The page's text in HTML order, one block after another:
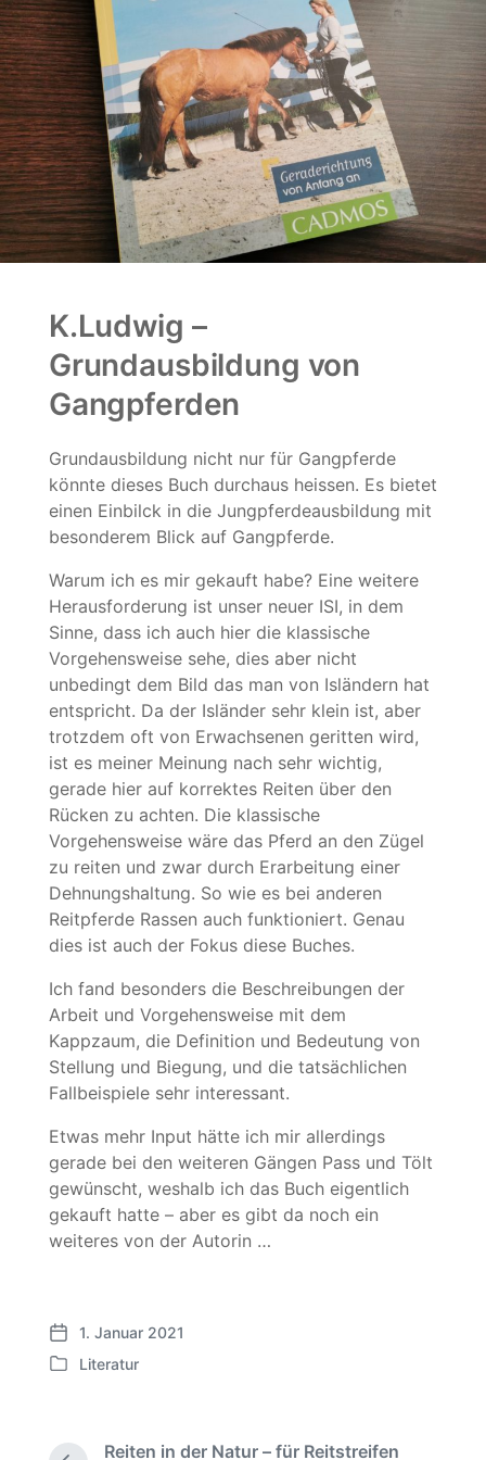
K.Ludwig –
Grundausbildung von
Gangpferden
Grundausbildung nicht nur für Gangpferde
könnte dieses Buch durchaus heissen. Es bietet
einen Einbilck in die Jungpferdeausbildung mit
besonderem Blick auf Gangpferde.
Warum ich es mir gekauft habe? Eine weitere
Herausforderung ist unser neuer ISI, in dem
Sinne, dass ich auch hier die klassische
Vorgehensweise sehe, dies aber nicht
unbedingt dem Bild das man von Isländern hat
entspricht. Da der Isländer sehr klein ist, aber
trotzdem oft von Erwachsenen geritten wird,
ist es meiner Meinung nach sehr wichtig,
gerade hier auf korrektes Reiten über den
Rücken zu achten. Die klassische
Vorgehensweise wäre das Pferd an den Zügel
zu reiten und zwar durch Erarbeitung einer
Dehnungshaltung. So wie es bei anderen
Reitpferde Rassen auch funktioniert. Genau
dies ist auch der Fokus diese Buches.
Ich fand besonders die Beschreibungen der
Arbeit und Vorgehensweise mit dem
Kappzaum, die Definition und Bedeutung von
Stellung und Biegung, und die tatsächlichen
Fallbeispiele sehr interessant.
Etwas mehr Input hätte ich mir allerdings
gerade bei den weiteren Gängen Pass und Tölt
gewünscht, weshalb ich das Buch eigentlich
gekauft hatte – aber es gibt da noch ein
weiteres von der Autorin …
V
e
1. Januar 2021
V
Literatur
Reiten in der Natur – für Reitstreifen